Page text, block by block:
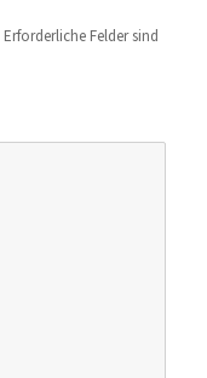
Erforderliche Felder sind